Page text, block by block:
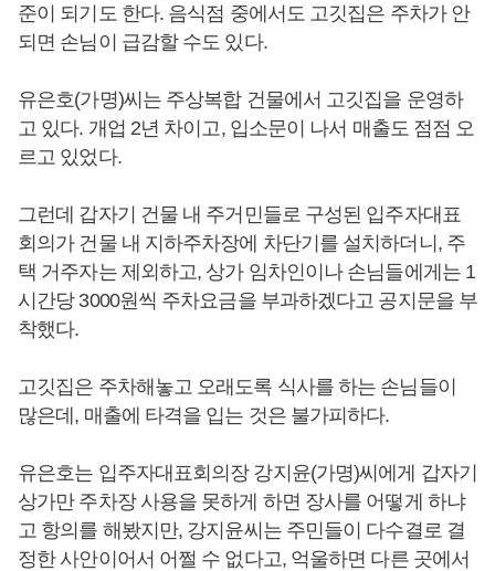
준이 되기도 한다. 음식점 중에서도 고깃집은 주차가 안
되면 손님이 급감할 수도 있다.
유은호(가명)씨는 주상복합 건물에서 고깃집을 운영하
고 있다. 개업 2년 차이고, 입소문이 나서 매출도 점점 오
르고 있었다.
그런데 갑자기 건물 내 주거민들로 구성된 입주자대표
회의가 건물 내 지하주차장에 차단기를 설치하더니, 주
택 거주자는 제외하고, 상가 임차인이나 손님들에게는 1
시간당 3000원씩 주차요금을 부과하겠다고 공지문을 부
착했다.
고깃집은 주차해놓고 오래도록 식사를 하는 손님들이
많은데, 매출에 타격을 입는 것은 불가피하다.
유은호는 입주자대표회의장 강지윤(가명)씨에게 갑자기
상가만 주차장 사용을 못하게 하면 장사를 어떻게 하냐
고 항의를 해봤지만, 강지윤씨는 주민들이 다수결로 결
정한 사안이어서 어쩔 수 없다고, 억울하면 다른 곳에서